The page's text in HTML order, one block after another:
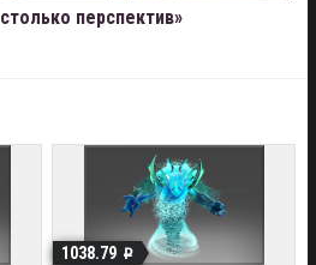
перспектив»
1038.79